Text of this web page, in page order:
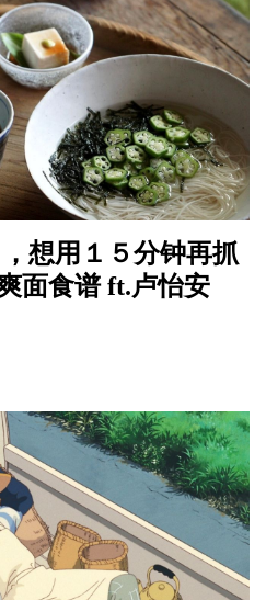
想用１５分钟再抓
面食谱 ft.卢怡安